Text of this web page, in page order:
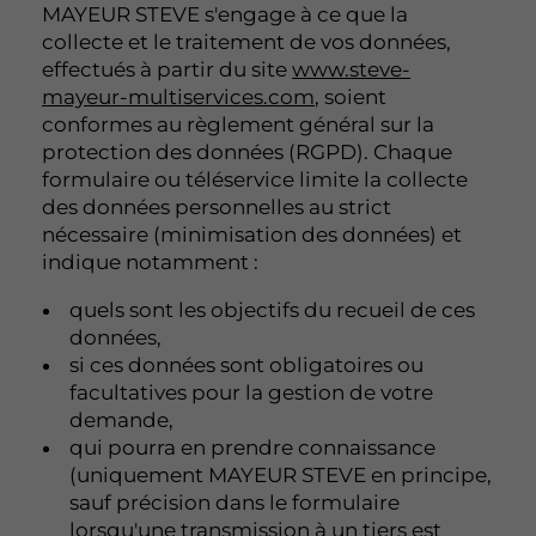
MAYEUR STEVE s'engage à ce que la
collecte et le traitement de vos données,
effectués à partir du sitewww.steve-
mayeur-multiservices.com, soient
conformes au règlement général sur la
protection des données (RGPD). Chaque
formulaire ou téléservice limite la collecte
des données personnelles au strict
nécessaire (minimisation des données) et
indique notamment :
quels sont les objectifs du recueil de ces
données,
si ces données sont obligatoires ou
facultatives pour la gestion de votre
demande,
qui pourra en prendre connaissance
(uniquement MAYEUR STEVE en principe,
sauf précision dans le formulaire
lorsqu'une transmission à un tiers est